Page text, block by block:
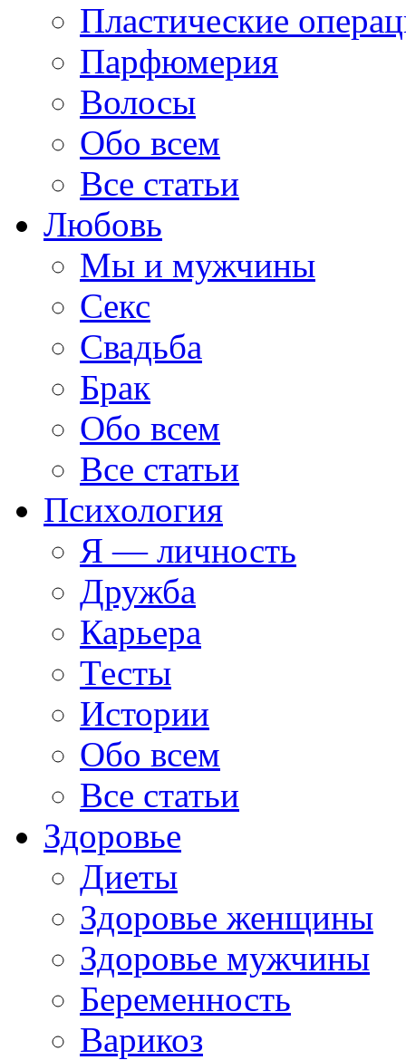
Пластические
Парфюмерия
Волосы
Обо всем
Все статьи
Любовь
Мы и мужчины
Секс
Свадьба
Брак
Обо всем
Все статьи
Психология
Я — личность
Дружба
Карьера
Тесты
Истории
Обо всем
Все статьи
Здоровье
Диеты
Здоровье женщины
Здоровье мужчины
Беременность
Варикоз